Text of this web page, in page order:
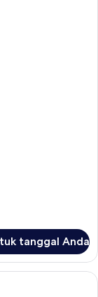
tanggal Anda